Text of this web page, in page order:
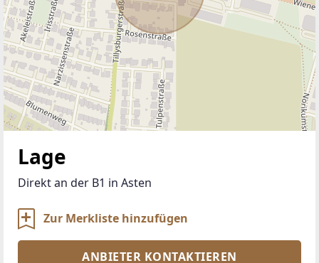
Lage
Direkt an der B1 in Asten
Zur Merkliste hinzufügen
ANBIETER KONTAKTIEREN